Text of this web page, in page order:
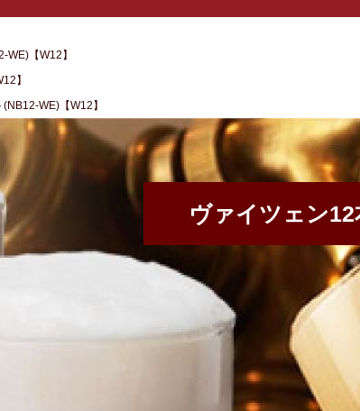
WE)【W12】
】
WE)【W12】
ヴァイツェン12